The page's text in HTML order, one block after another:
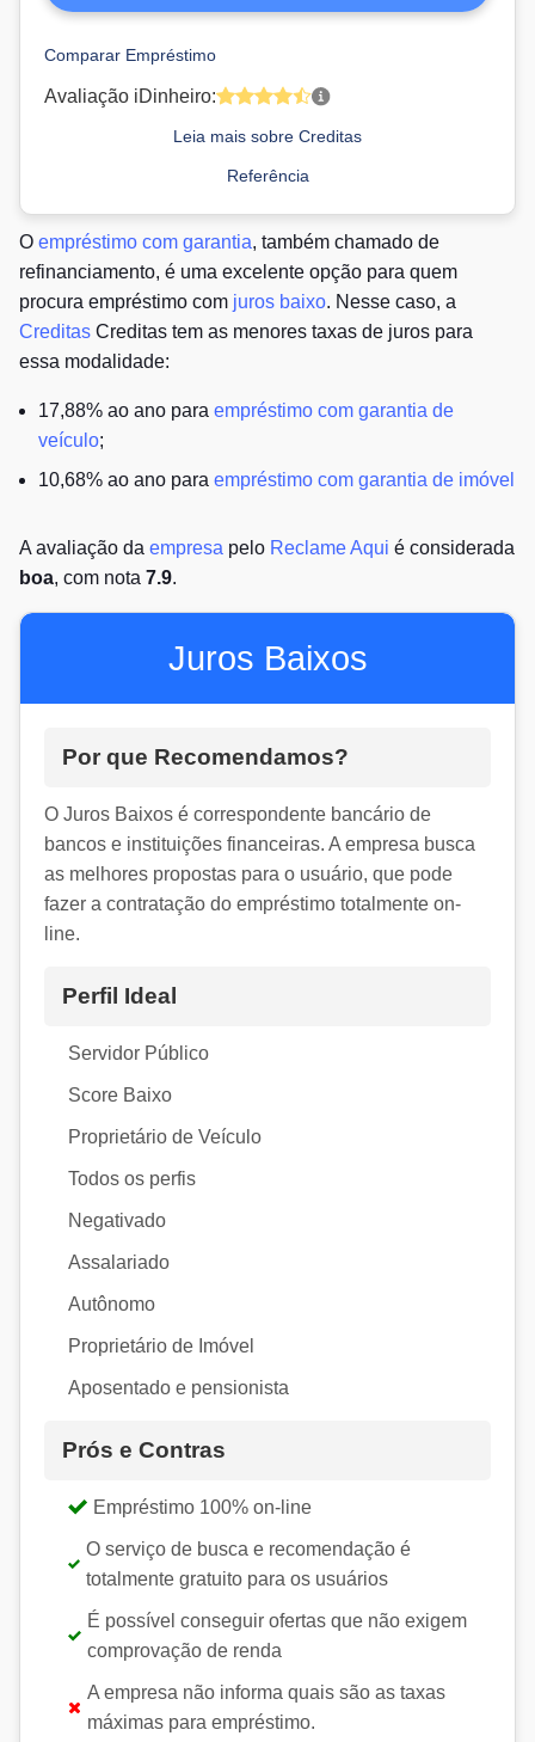
Comparar Empréstimo
Avaliação iDinheiro:
Leia mais sobre Creditas
Referência
O empréstimo com garantia, também chamado de
refinanciamento, é uma excelente opção para quem
procura empréstimo com juros baixo. Nesse caso, a
Creditas Creditas tem as menores taxas de juros para
essa modalidade:
17,88% ao ano para empréstimo com garantia de
veículo;
10,68% ao ano para empréstimo com garantia de imóvel
A avaliação da empresa pelo Reclame Aqui é considerada
boa, com nota 7.9.
Juros Baixos
Por que Recomendamos?
O Juros Baixos é correspondente bancário de
bancos e instituições financeiras. A empresa busca
as melhores propostas para o usuário, que pode
fazer a contratação do empréstimo totalmente on-
line.
Perfil Ideal
Servidor Público
Score Baixo
Proprietário de Veículo
Todos os perfis
Negativado
Assalariado
Autônomo
Proprietário de Imóvel
Aposentado e pensionista
Prós e Contras
Empréstimo 100% on-line
O serviço de busca e recomendação é
totalmente gratuito para os usuários
É possível conseguir ofertas que não exigem
comprovação de renda
A empresa não informa quais são as taxas
máximas para empréstimo.